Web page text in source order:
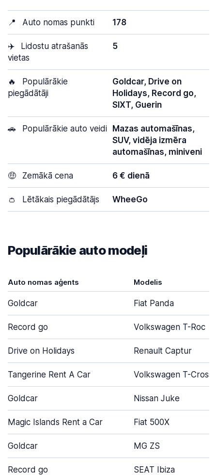
📍 Auto nomas punkti 178
✈️
Lidostu atrašanās
vietas
5
🔥
Populārākie
piegādātāji
Goldcar, Drive on
Holidays, Record go,
SIXT, Guerin
🚗 Populārākie auto veidi
Mazas automašīnas,
SUV, vidēja izmēra
automašīnas, miniveni
🤑 Zemākā cena 6 € dienā
👛 Lētākais piegādātājs WheeGo
Populārākie auto modeļi
Auto nomas aģents Modelis
Goldcar Fiat Panda
Record go Volkswagen T-Roc
Drive on Holidays Renault Captur
Tangerine Rent A Car Volkswagen T-Cross
Goldcar Nissan Juke
Magic Islands Rent a Car Fiat 500X
Goldcar MG ZS
Record go SEAT Ibiza